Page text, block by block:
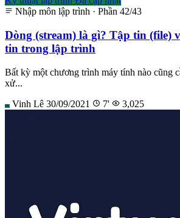
Nhập môn lập trình · Phần 42/43
Dòng (stream) là gì? Tập tin (file)
tin trong lập trình
Bất kỳ một chương trình máy tính nào cũng
xử...
VL Vinh Lê 30/09/2021 7' 3,025